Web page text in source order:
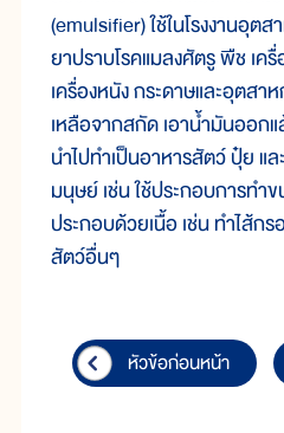
(emulsifier) ใช้ในโรงงานอุต
ยาปราบโรคแมลงศัตรู พืช เค
เครื่องหนัง กระดาษและอุตส
เหลือจากสกัด เอาน้ำมันออก
นำไปทำเป็นอาหารสัตว์ ปุ๋ย แ
มนุษย์ เช่น ใช้ประกอบการทำ
ประกอบด้วยเนื้อ เช่น ทำไส้ก
สัตว์อื่นๆ
หัวข้อก่อนหน้า